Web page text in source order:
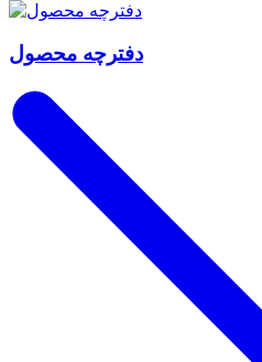
دفترچه محصول